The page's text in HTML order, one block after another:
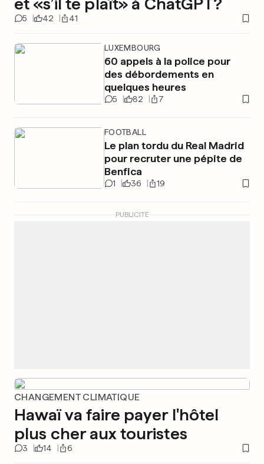
5 42 41
LUXEMBOURG
60 appels à la police pour
des débordements en
quelques heures
5 82 7
FOOTBALL
Le plan tordu du Real Madrid
pour recruter une pépite de
Benfica
1 36 19
PUBLICITÉ
CHANGEMENT CLIMATIQUE
Hawaï va faire payer l'hôtel
plus cher aux touristes
3 14 6